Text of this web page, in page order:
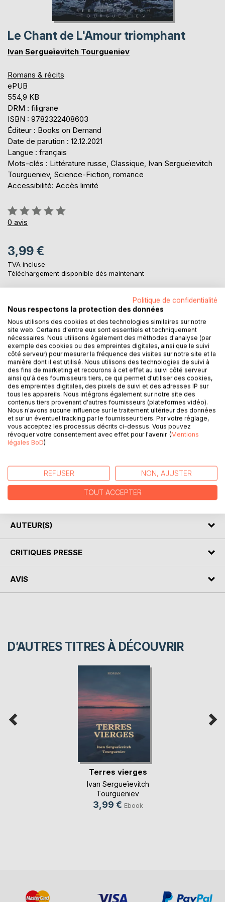
Le Chant de L'Amour triomphant
Ivan Sergueïevitch Tourgueniev
Romans & récits
ePUB
554,9 KB
DRM : filigrane
ISBN : 9782322408603
Éditeur : Books on Demand
Date de parution : 12.12.2021
Langue : français
Mots-clés : Littérature russe, Classique, Ivan Sergueïevitch
Tourgueniev, Science-Fiction, romance
Accessibilité: Accès limité
Évaluation:
0%
0 avis
3,99 €
TVA incluse
Téléchargement disponible dès maintenant
AJOUTER AU PANIER
Ajouter à ma liste d'envies
Laisser un avis
DESCRIPTION
L'heureux élu est Fabius, qui l'épouse, pendant que
Mucius, dépité part pour un long voyage en orient. Cinq ans
plus tard, Mucius revient, riche, et surtout fort des
connaissances et mystères de l'orient...
AUTEUR(S)
CRITIQUES PRESSE
AVIS
D’AUTRES TITRES À DÉCOUVRIR
Terres vierges
Ivan Sergueïevitch
Tourgueniev
3,99 € Ebook
Politique de confidentialité
Nous respectons la protection des données
Nous utilisons des cookies et des technologies similaires sur notre
site web. Certains d'entre eux sont essentiels et techniquement
nécessaires. Nous utilisons également des méthodes d'analyse (par
exemple des cookies ou des empreintes digitales, ainsi que le suivi
côté serveur) pour mesurer la fréquence des visites sur notre site et la
manière dont il est utilisé. Nous utilisons des technologies de suivi à
des fins de marketing et recourons à cet effet au suivi côté serveur
ainsi qu'à des fournisseurs tiers, ce qui permet d'utiliser des cookies,
des empreintes digitales, des pixels de suivi et des adresses IP sur
tous les appareils. Nous intégrons également sur notre site des
contenus tiers provenant d'autres fournisseurs (plateformes vidéo).
Nous n'avons aucune influence sur le traitement ultérieur des données
et sur un éventuel tracking par le fournisseur tiers. Par votre réglage,
vous acceptez les processus décrits ci-dessus. Vous pouvez
révoquer votre consentement avec effet pour l'avenir. (Mentions
légales BoD)
REFUSER NON, AJUSTER
TOUT ACCEPTER